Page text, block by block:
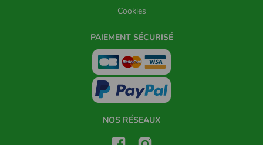
Cookies
PAIEMENT SÉCURISÉ
NOS RÉSEAUX